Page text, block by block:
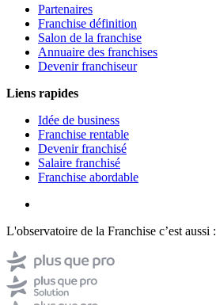
Partenaires
Franchise définition
Salon de la franchise
Annuaire des franchises
Devenir franchiseur
Liens rapides
Idée de business
Franchise rentable
Devenir franchisé
Salaire franchisé
Franchise abordable
L'observatoire de la Franchise c’est aussi :